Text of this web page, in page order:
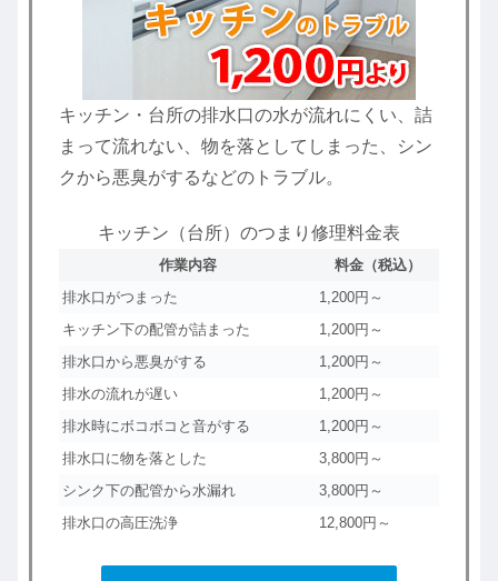
キッチン・台所の排水口の水が流れにくい、詰
まって流れない、物を落としてしまった、シン
クから悪臭がするなどのトラブル。
キッチン（台所）のつまり修理料金表
作業内容
料金（税込）
排水口がつまった
1,200円～
キッチン下の配管が詰まった
1,200円～
排水口から悪臭がする
1,200円～
排水の流れが遅い
1,200円～
排水時にボコボコと音がする
1,200円～
排水口に物を落とした
3,800円～
シンク下の配管から水漏れ
3,800円～
排水口の高圧洗浄
12,800円～